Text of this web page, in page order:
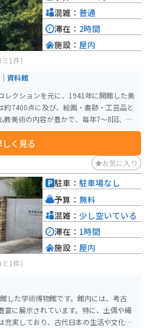
ミ1件）
資料館
レクションを元に、1941年に開館した美
約7400点に及び、絵画・書跡・工芸品と
教美術の内容が豊かで、毎年7～8回、展
中にあるカフェ「NEZUCAFE」では、美
イーツなどを楽しむことができます。ま
ミュージアムショップもあります。
しく見る
混雑： 普通
滞在： 2時間
施設： 屋内
お気に入り
ミ1件）
した学術博物館です。館内には、考古
富に展示されています。特に、土偶や縄
実しており、古代日本の生活や文化を
駐車： 駐車場なし
予算： 無料
混雑： 少し空いている
滞在： 1時間
施設： 屋内